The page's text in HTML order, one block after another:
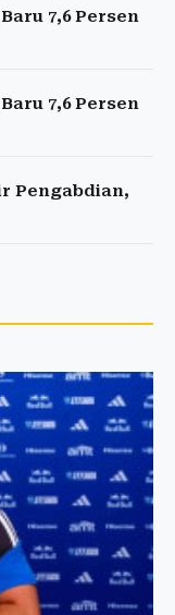
7,6 Persen
7,6 Persen
Pengabdian,